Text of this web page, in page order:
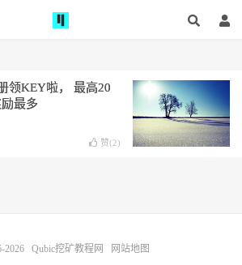
领KEY啦， 最高20
最多
赞(2)
2026 Qubic挖矿教程网 网站地图